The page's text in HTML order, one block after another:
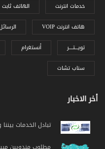
خدمات انترنت الهاتف ثابت
VOIP هاتف انترنت
تويـــتــــر
أنستغرام
سناب تشات
أخر الاخبار
تبادل الخدمات
مطلوب مندوبين